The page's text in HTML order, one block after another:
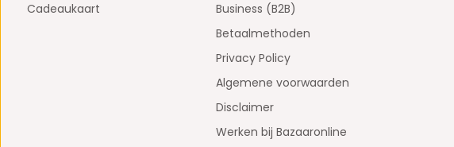
Cadeaukaart
Business (B2B)
Betaalmethoden
Privacy Policy
Algemene voorwaarden
Disclaimer
Werken bij Bazaaronline